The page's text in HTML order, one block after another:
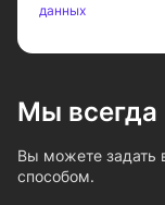
данных
Мы всегда
Вы можете задать
способом.